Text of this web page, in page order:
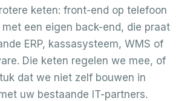
keten: front-end op telefoon
een eigen back-end, die praat
ERP, kassasysteem, WMS of
Die keten regelen we mee, of
dat we niet zelf bouwen in
uw bestaande IT-partners.